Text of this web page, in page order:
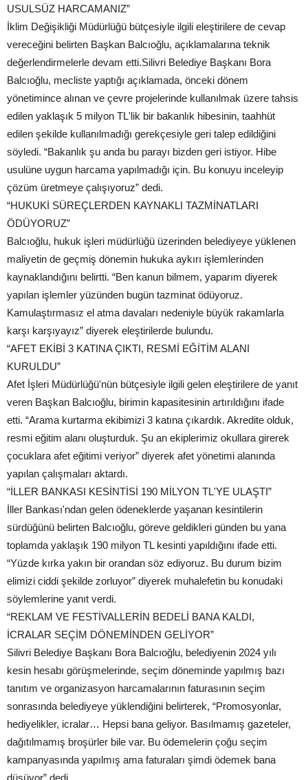
USULSÜZ HARCAMANIZ”
İklim Değişikliği Müdürlüğü bütçesiyle ilgili eleştirilere de cevap
vereceğini belirten Başkan Balcıoğlu, açıklamalarına teknik
değerlendirmelerle devam etti.Silivri Belediye Başkanı Bora
Balcıoğlu, mecliste yaptığı açıklamada, önceki dönem
yönetimince alınan ve çevre projelerinde kullanılmak üzere tahsis
edilen yaklaşık 5 milyon TL'lik bir bakanlık hibesinin, taahhüt
edilen şekilde kullanılmadığı gerekçesiyle geri talep edildiğini
söyledi. “Bakanlık şu anda bu parayı bizden geri istiyor. Hibe
usulüne uygun harcama yapılmadığı için. Bu konuyu inceleyip
çözüm üretmeye çalışıyoruz” dedi.
“HUKUKİ SÜREÇLERDEN KAYNAKLI TAZMİNATLARI
ÖDÜYORUZ”
Balcıoğlu, hukuk işleri müdürlüğü üzerinden belediyeye yüklenen
maliyetin de geçmiş dönemin hukuka aykırı işlemlerinden
kaynaklandığını belirtti. “Ben kanun bilmem, yaparım diyerek
yapılan işlemler yüzünden bugün tazminat ödüyoruz.
Kamulaştırmasız el atma davaları nedeniyle büyük rakamlarla
karşı karşıyayız” diyerek eleştirilerde bulundu.
“AFET EKİBİ 3 KATINA ÇIKTI, RESMİ EĞİTİM ALANI
KURULDU”
Afet İşleri Müdürlüğü'nün bütçesiyle ilgili gelen eleştirilere de yanıt
veren Başkan Balcıoğlu, birimin kapasitesinin artırıldığını ifade
etti. “Arama kurtarma ekibimizi 3 katına çıkardık. Akredite olduk,
resmi eğitim alanı oluşturduk. Şu an ekiplerimiz okullara girerek
çocuklara afet eğitimi veriyor” diyerek afet yönetimi alanında
yapılan çalışmaları aktardı.
“İLLER BANKASI KESİNTİSİ 190 MİLYON TL'YE ULAŞTI”
İller Bankası'ndan gelen ödeneklerde yaşanan kesintilerin
sürdüğünü belirten Balcıoğlu, göreve geldikleri günden bu yana
toplamda yaklaşık 190 milyon TL kesinti yapıldığını ifade etti.
“Yüzde kırka yakın bir orandan söz ediyoruz. Bu durum bizim
elimizi ciddi şekilde zorluyor” diyerek muhalefetin bu konudaki
söylemlerine yanıt verdi.
“REKLAM VE FESTİVALLERİN BEDELİ BANA KALDI,
İCRALAR SEÇİM DÖNEMİNDEN GELİYOR”
Silivri Belediye Başkanı Bora Balcıoğlu, belediyenin 2024 yılı
kesin hesabı görüşmelerinde, seçim döneminde yapılmış bazı
tanıtım ve organizasyon harcamalarının faturasının seçim
sonrasında belediyeye yüklendiğini belirterek, “Promosyonlar,
hediyelikler, icralar… Hepsi bana geliyor. Basılmamış gazeteler,
dağıtılmamış broşürler bile var. Bu ödemelerin çoğu seçim
kampanyasında yapılmış ama faturaları şimdi ödemek bana